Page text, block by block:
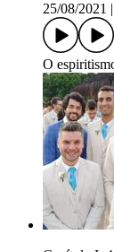
25/08/2021
O